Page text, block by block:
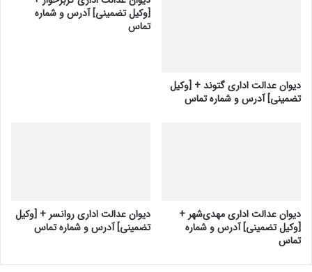
دیوان عدالت اداری گتوند + [وکیل
تضمینی] آدرس و شماره تماس
[وکیل تضمینی] آدرس و شماره
تماس
دیوان عدالت اداری مهدی‌شهر +
[وکیل تضمینی] آدرس و شماره
تماس
دیوان عدالت اداری روانسر + [وکیل
تضمینی] آدرس و شماره تماس